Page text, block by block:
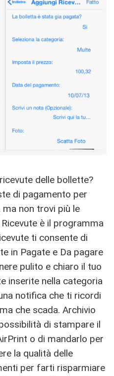
delle bollette?
di pagamento per
non trovi più le
è il programma
ti consente di
in Pagate e Da pagare
pulito e chiaro il tuo
inserite nella categoria
notifica che ti ricordi
che scada. Archivio
di stampare il
o di mandarlo per
la qualità delle
per farti risparmiare